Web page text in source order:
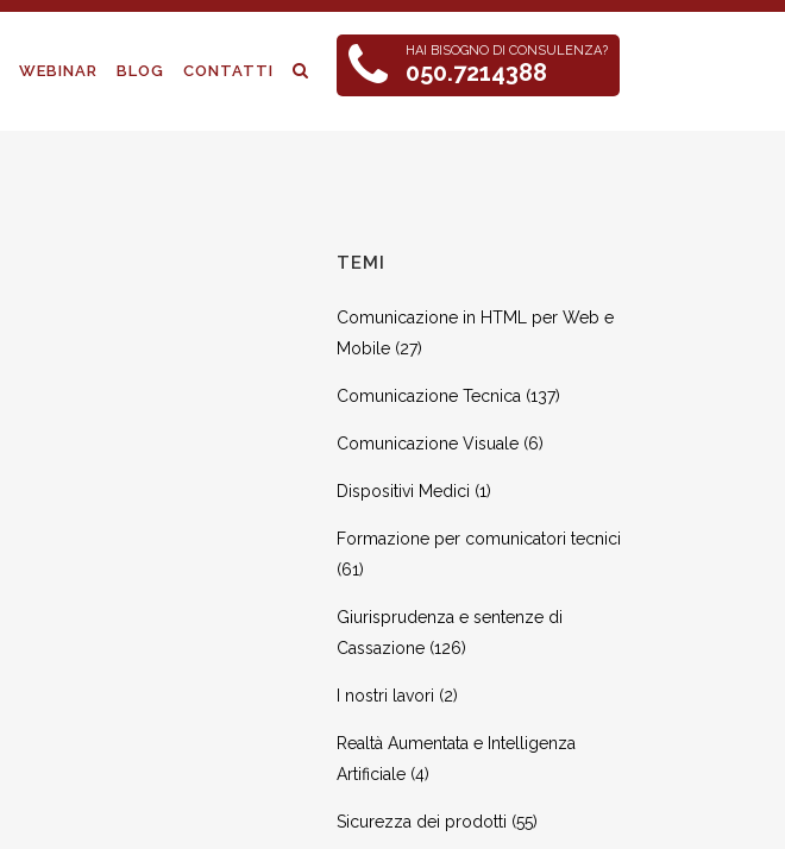
HAI BISOGNO DI CONSULENZA?
050.7214388
WEBINAR BLOG CONTATTI
TEMI
Comunicazione in HTML per Web e
Mobile (27)
Comunicazione Tecnica (137)
Comunicazione Visuale (6)
Dispositivi Medici (1)
Formazione per comunicatori tecnici
(61)
Giurisprudenza e sentenze di
Cassazione (126)
I nostri lavori (2)
Realtà Aumentata e Intelligenza
Artificiale (4)
Sicurezza dei prodotti (55)